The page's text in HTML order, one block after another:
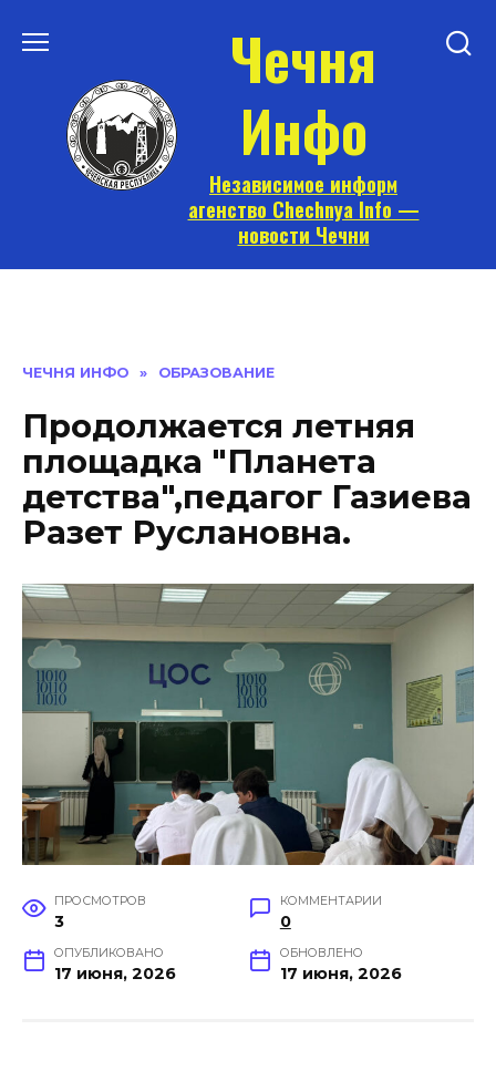
Чечня
Инфо
Независимое информ
агенство Chechnya Info —
новости Чечни
ЧЕЧНЯ ИНФО » ОБРАЗОВАНИЕ
Продолжается летняя
площадка "Планета
детства",педагог Газиева
Разет Руслановна.
ПРОСМОТРОВ
3
КОММЕНТАРИИ
0
ОПУБЛИКОВАНО
17 июня, 2026
ОБНОВЛЕНО
17 июня, 2026